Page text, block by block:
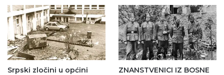
Srpski zločini u općini
ZNANSTVENICI IZ BOSNE